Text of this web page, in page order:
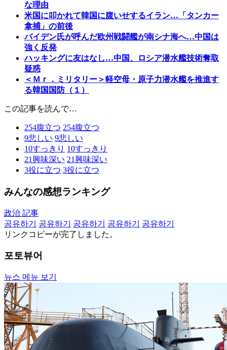
な理由
米国に叩かれて韓国に腹いせするイラン…「タンカー
拿捕」の前後
バイデン氏が呼んだ欧州戦闘艦が南シナ海へ…中国は
強く反発
ハッキングに友はなし…中国、ロシア潜水艦技術奪取
疑惑
＜Ｍｒ．ミリタリー＞軽空母・原子力潜水艦を推進す
る韓国国防（１）
この記事を読んで…
254腹立つ 254腹立つ
9悲しい 9悲しい
10すっきり 10すっきり
21興味深い 21興味深い
3役に立つ 3役に立つ
みんなの感想ランキング
政治 記事
공유하기
공유하기 공유하기 공유하기
공유하기
リンクコピーが完了しました。
포토뷰어
뉴스 메뉴 보기